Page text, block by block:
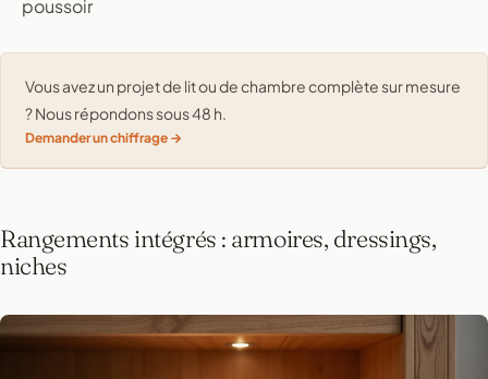
poussoir
Vous avez un projet de lit ou de chambre complète sur mesure
? Nous répondons sous 48 h.
Demander un chiffrage
Rangements intégrés : armoires, dressings,
niches